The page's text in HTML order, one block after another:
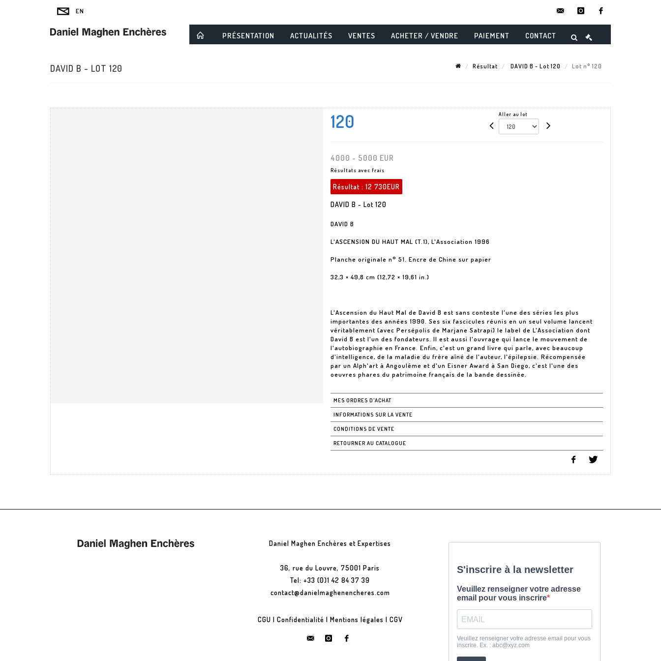
instagram
PRÉSENTATION ACTUALITÉS VENTES ACHETER / VENDRE PAIEMENT CONTACT
DAVID B - LOT 120 Résultat DAVID B - Lot 120 Lot n° 120
120 Aller au lot
4000 - 5000 EUR
Résultats avec frais
Résultat : 12 730EUR
DAVID B - Lot 120
DAVID B
L'ASCENSION DU HAUT MAL (T.1), L'Association 1996
Planche originale n° 51. Encre de Chine sur papier
32,3 × 49,8 cm (12,72 × 19,61 in.)
L'Ascension du Haut Mal de David B est sans conteste l'une des séries les plus
importantes des années 1990. Ses six fascicules réunis en un seul volume lancent
véritablement (avec Persépolis de Marjane Satrapi) le label de L'Association dont
David B est l'un des fondateurs. Il est aussi l'ouvrage qui lance le mouvement de
l'autobiographie en France. Enfin, c'est un grand livre qui parle, avec beaucoup
d'intelligence, de la maladie du frère aîné de l'auteur, l'épilepsie. Récompensée
par un Alph'art à Angoulême et d'un Eisner Award à San Diego, c'est l'une des
oeuvres phares du patrimoine français de la bande dessinée.
MES ORDRES D'ACHAT
INFORMATIONS SUR LA VENTE
CONDITIONS DE VENTE
RETOURNER AU CATALOGUE
Daniel Maghen Enchères et Expertises
36, rue du Louvre, 75001 Paris
Tel: +33 (0)1 42 84 37 39
contact@danielmaghenencheres.com
CGU | Confidentialité | Mentions légales | CGV